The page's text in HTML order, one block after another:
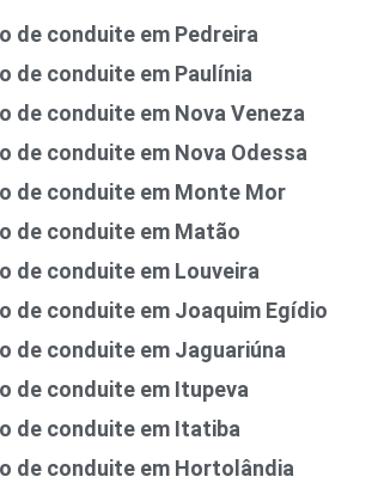
de conduite em Pedreira
de conduite em Paulínia
de conduite em Nova Veneza
de conduite em Nova Odessa
de conduite em Monte Mor
de conduite em Matão
de conduite em Louveira
de conduite em Joaquim Egídio
de conduite em Jaguariúna
de conduite em Itupeva
de conduite em Itatiba
de conduite em Hortolândia